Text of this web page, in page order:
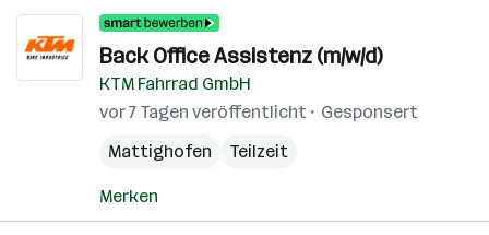
Back Office Assistenz (m/w/d)
KTM Fahrrad GmbH
vor 7 Tagen veröffentlicht
Gesponsert
Mattighofen
Teilzeit
Merken